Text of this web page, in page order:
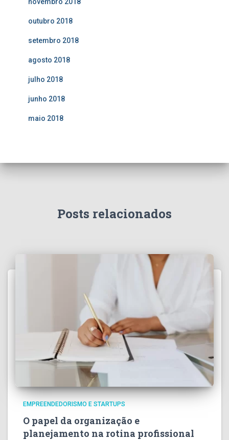
outubro 2018
setembro 2018
agosto 2018
julho 2018
junho 2018
maio 2018
Posts relacionados
EMPREENDEDORISMO E STARTUPS
O papel da organização e
planejamento na rotina profissional